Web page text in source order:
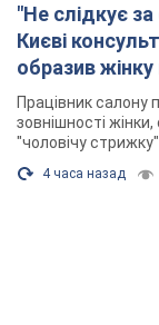
"Не слідкує
Києві
образив жінку
розгорівся
Працівник салону
зовнішності
"чоловічу стрижку"
4 часа назад